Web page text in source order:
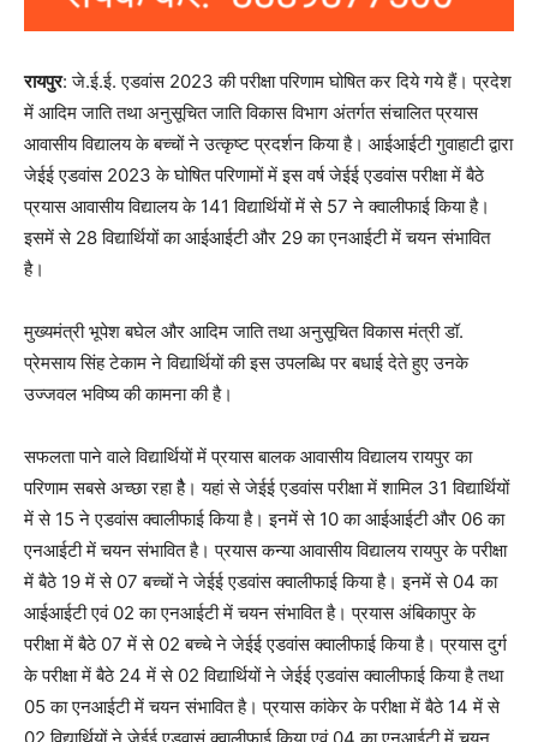
रायपुर: जे.ई.ई. एडवांस 2023 की परीक्षा परिणाम घोषित कर दिये गये हैं। प्रदेश
में आदिम जाति तथा अनुसूचित जाति विकास विभाग अंतर्गत संचालित प्रयास
आवासीय विद्यालय के बच्चों ने उत्कृष्ट प्रदर्शन किया है। आईआईटी गुवाहाटी द्वारा
जेईई एडवांस 2023 के घोषित परिणामों में इस वर्ष जेईई एडवांस परीक्षा में बैठे
प्रयास आवासीय विद्यालय के 141 विद्यार्थियों में से 57 ने क्वालीफाई किया है।
इसमें से 28 विद्यार्थियों का आईआईटी और 29 का एनआईटी में चयन संभावित
है।
मुख्यमंत्री भूपेश बघेल और आदिम जाति तथा अनुसूचित विकास मंत्री डॉ.
प्रेमसाय सिंह टेकाम ने विद्यार्थियों की इस उपलब्धि पर बधाई देते हुए उनके
उज्जवल भविष्य की कामना की है।
सफलता पाने वाले विद्यार्थियों में प्रयास बालक आवासीय विद्यालय रायपुर का
परिणाम सबसे अच्छा रहा हैै। यहां से जेईई एडवांस परीक्षा में शामिल 31 विद्यार्थियों
में से 15 ने एडवांस क्वालीफाई किया है। इनमें से 10 का आईआईटी और 06 का
एनआईटी में चयन संभावित है। प्रयास कन्या आवासीय विद्यालय रायपुर के परीक्षा
में बैठे 19 में से 07 बच्चों ने जेईई एडवांस क्वालीफाई किया है। इनमें से 04 का
आईआईटी एवं 02 का एनआईटी में चयन संभावित है। प्रयास अंबिकापुर के
परीक्षा में बैठे 07 में से 02 बच्चे ने जेईई एडवांस क्वालीफाई किया है। प्रयास दुर्ग
के परीक्षा में बैठे 24 में से 02 विद्यार्थियों ने जेईई एडवांस क्वालीफाई किया है तथा
05 का एनआईटी में चयन संभावित है। प्रयास कांकेर के परीक्षा में बैठे 14 में से